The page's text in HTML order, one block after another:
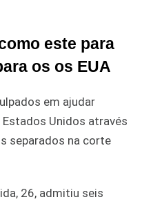
este para
os os EUA
em ajudar
Unidos através
separados na corte
26, admitiu seis